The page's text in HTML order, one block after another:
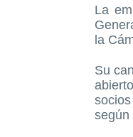
La
la
Su
según